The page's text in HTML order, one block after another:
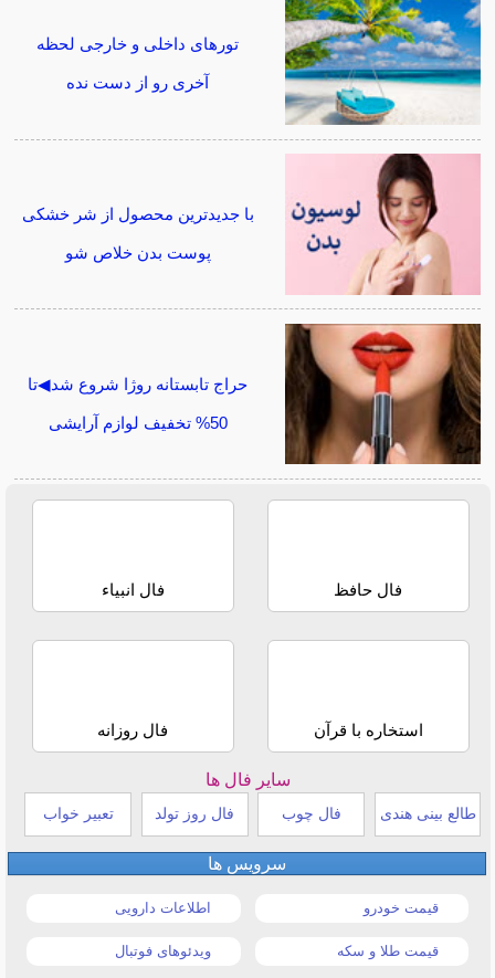
تورهای داخلی و خارجی لحظه
آخری رو از دست نده
با جدیدترین محصول از شر خشکی
پوست بدن خلاص شو
حراج تابستانه روژا شروع شد◀تا
50% تخفیف لوازم آرایشی
فال حافظ فال انبیاء
استخاره با قرآن فال روزانه
سایر فال ها
طالع بینی هندی فال چوب فال روز تولد تعبیر خواب
سرویس ها
قیمت خودرو اطلاعات دارویی
قیمت طلا و سکه ویدئوهای فوتبال